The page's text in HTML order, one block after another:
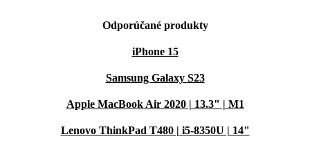
Odporúčané produkty
iPhone 15
Samsung Galaxy S23
Apple MacBook Air 2020 | 13.3" | M1
Lenovo ThinkPad T480 | i5-8350U | 14"